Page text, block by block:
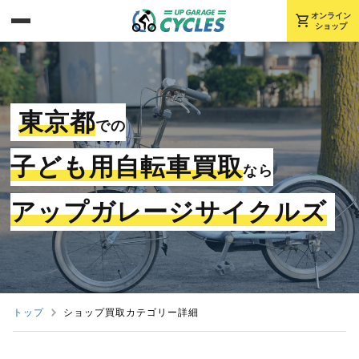
shopping_cart オンライン
ショップ
東京都での
子ども用自転車買取なら
アップガレージサイクルズ
トップ ショップ買取カテゴリー詳細